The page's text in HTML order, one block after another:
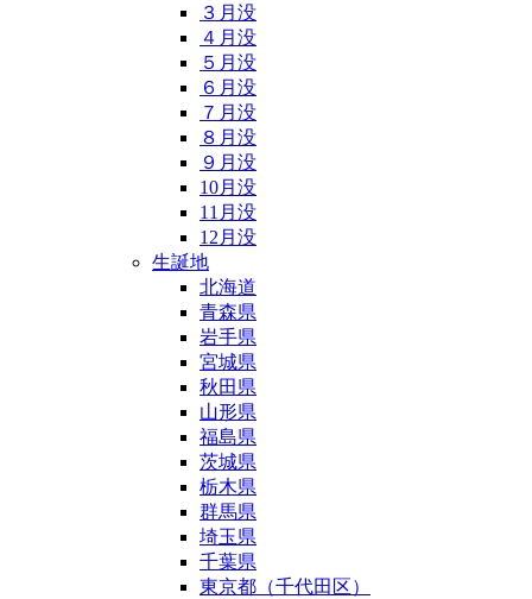
３月没
４月没
５月没
６月没
７月没
８月没
９月没
10月没
11月没
12月没
生誕地
北海道
青森県
岩手県
宮城県
秋田県
山形県
福島県
茨城県
栃木県
群馬県
埼玉県
千葉県
東京都（千代田区）